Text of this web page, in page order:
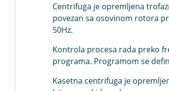
Centrifuga je opremljena
povezan sa osovinom rotora
50Hz.
Kontrola procesa rada preko
programa. Programom se
Kasetna centrifuga je